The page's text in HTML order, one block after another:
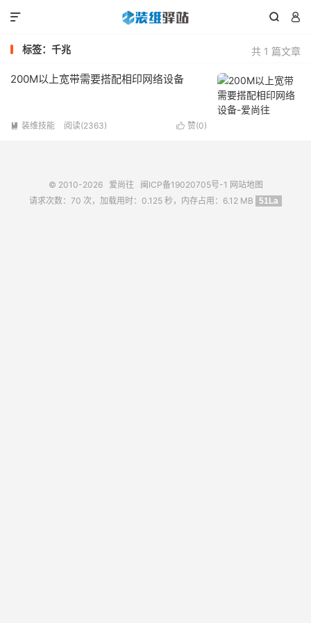
 

共 1 篇文章
标签：千兆
200M以上宽带需要搭配相印网络设备
 赞(0)
 装维技能 阅读(2363)
© 2010-2026 爱尚往 闽ICP备19020705号-1 网站地图
请求次数：70 次，加载用时：0.125 秒，内存占用：6.12 MB
51La